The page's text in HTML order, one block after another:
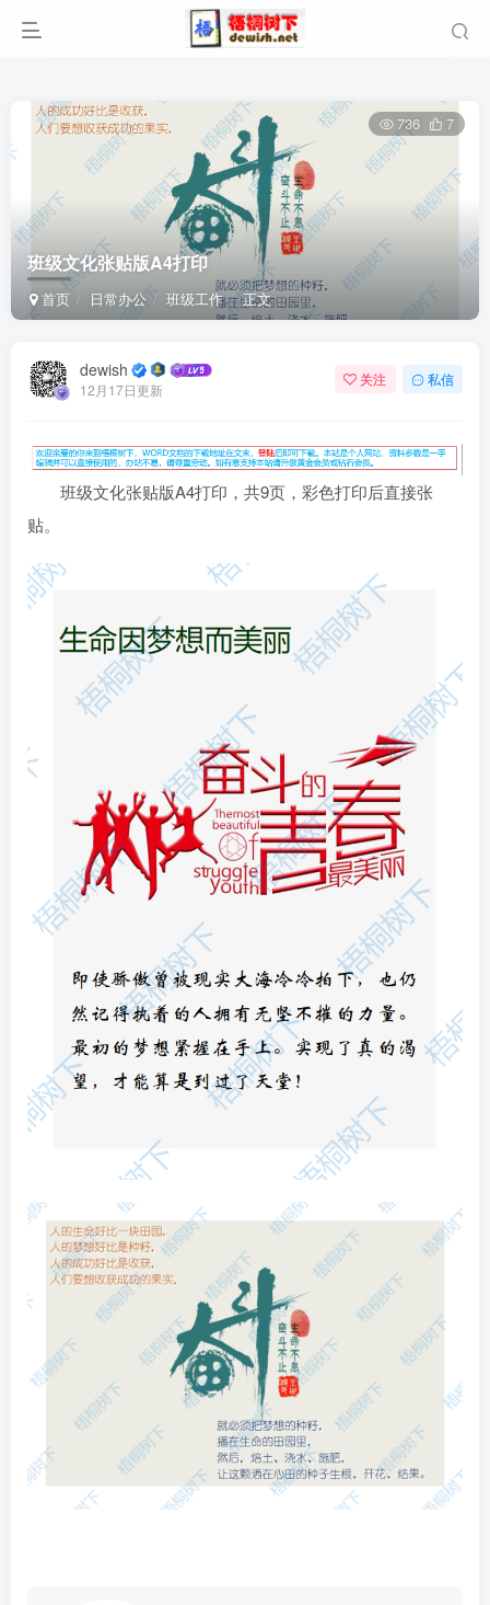
班级文化张贴版A4打印
首页 日常办公 班级工作 正文
736 7
dewish
12月17日更新
关注 私信
班级文化张贴版A4打印，共9页，彩色打印后直接张
贴。